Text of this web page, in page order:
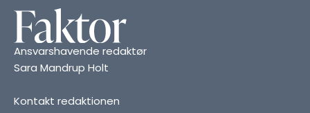
Ansvarshavende redaktør
Sara Mandrup Holt
Kontakt redaktionen